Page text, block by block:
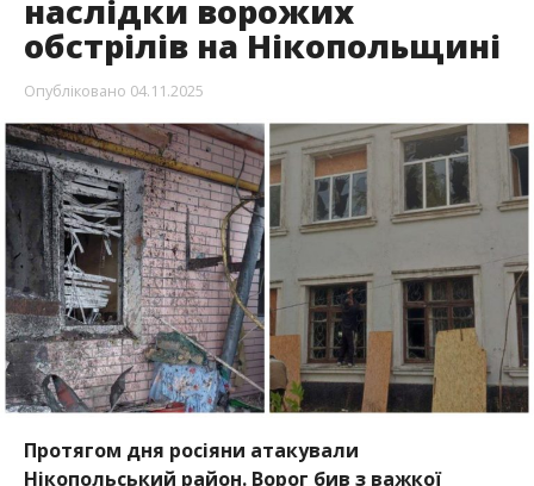
наслідки ворожих
обстрілів на Нікопольщині
Опубліковано 04.11.2025
Протягом дня росіяни атакували
Нікопольський район. Ворог бив з важкої